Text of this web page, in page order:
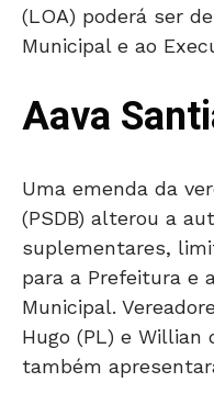
(LOA) poderá ser
Municipal e ao
Aava
Uma emenda da
(PSDB) alterou a
suplementares,
para a Prefeitura e
Municipal.
Hugo (PL) e Willian
também